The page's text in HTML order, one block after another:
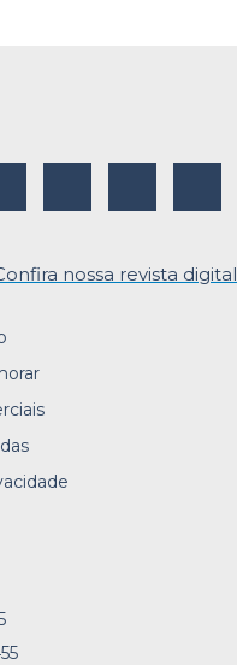
nossa revista digital